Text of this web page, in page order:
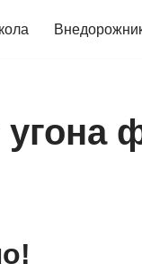
угона